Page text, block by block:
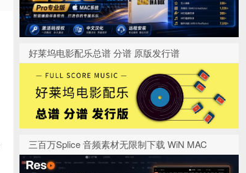
好莱坞电影配乐总谱 分谱 原版发行谱
三百万Splice 音频素材无限制下载 WiN MAC